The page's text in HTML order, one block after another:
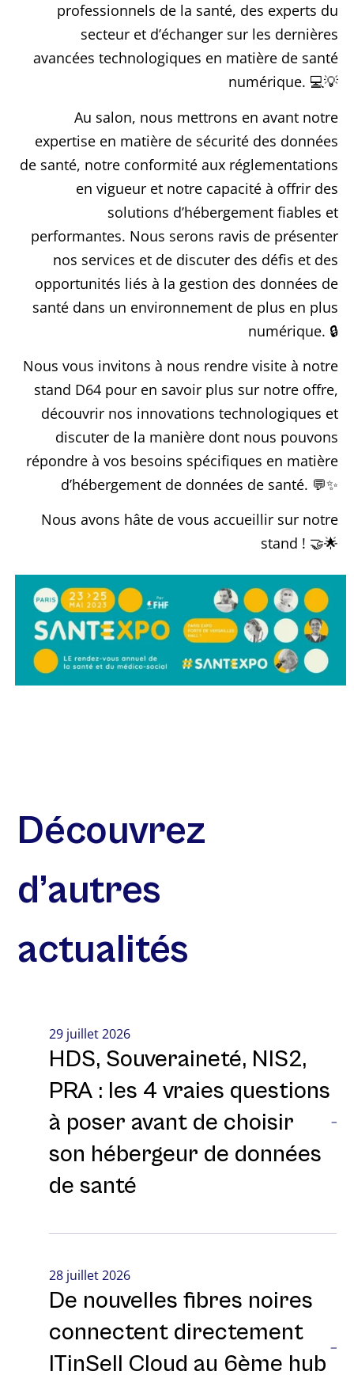
professionnels de la santé, des experts du
secteur et d’échanger sur les dernières
avancées technologiques en matière de santé
numérique. 💻💡
Au salon, nous mettrons en avant notre
expertise en matière de sécurité des données
de santé, notre conformité aux réglementations
en vigueur et notre capacité à offrir des
solutions d’hébergement fiables et
performantes. Nous serons ravis de présenter
nos services et de discuter des défis et des
opportunités liés à la gestion des données de
santé dans un environnement de plus en plus
numérique. 🔒
Nous vous invitons à nous rendre visite à notre
stand D64 pour en savoir plus sur notre offre,
découvrir nos innovations technologiques et
discuter de la manière dont nous pouvons
répondre à vos besoins spécifiques en matière
d’hébergement de données de santé. 💬✨
Nous avons hâte de vous accueillir sur notre
stand ! 🤝🌟
Découvrez
d’autres
actualités
HDS, Souveraineté, NIS2,
PRA : les 4 vraies questions
à poser avant de choisir
son hébergeur de données
de santé
29 juillet 2026
De nouvelles fibres noires
connectent directement
ITinSell Cloud au 6ème hub
28 juillet 2026